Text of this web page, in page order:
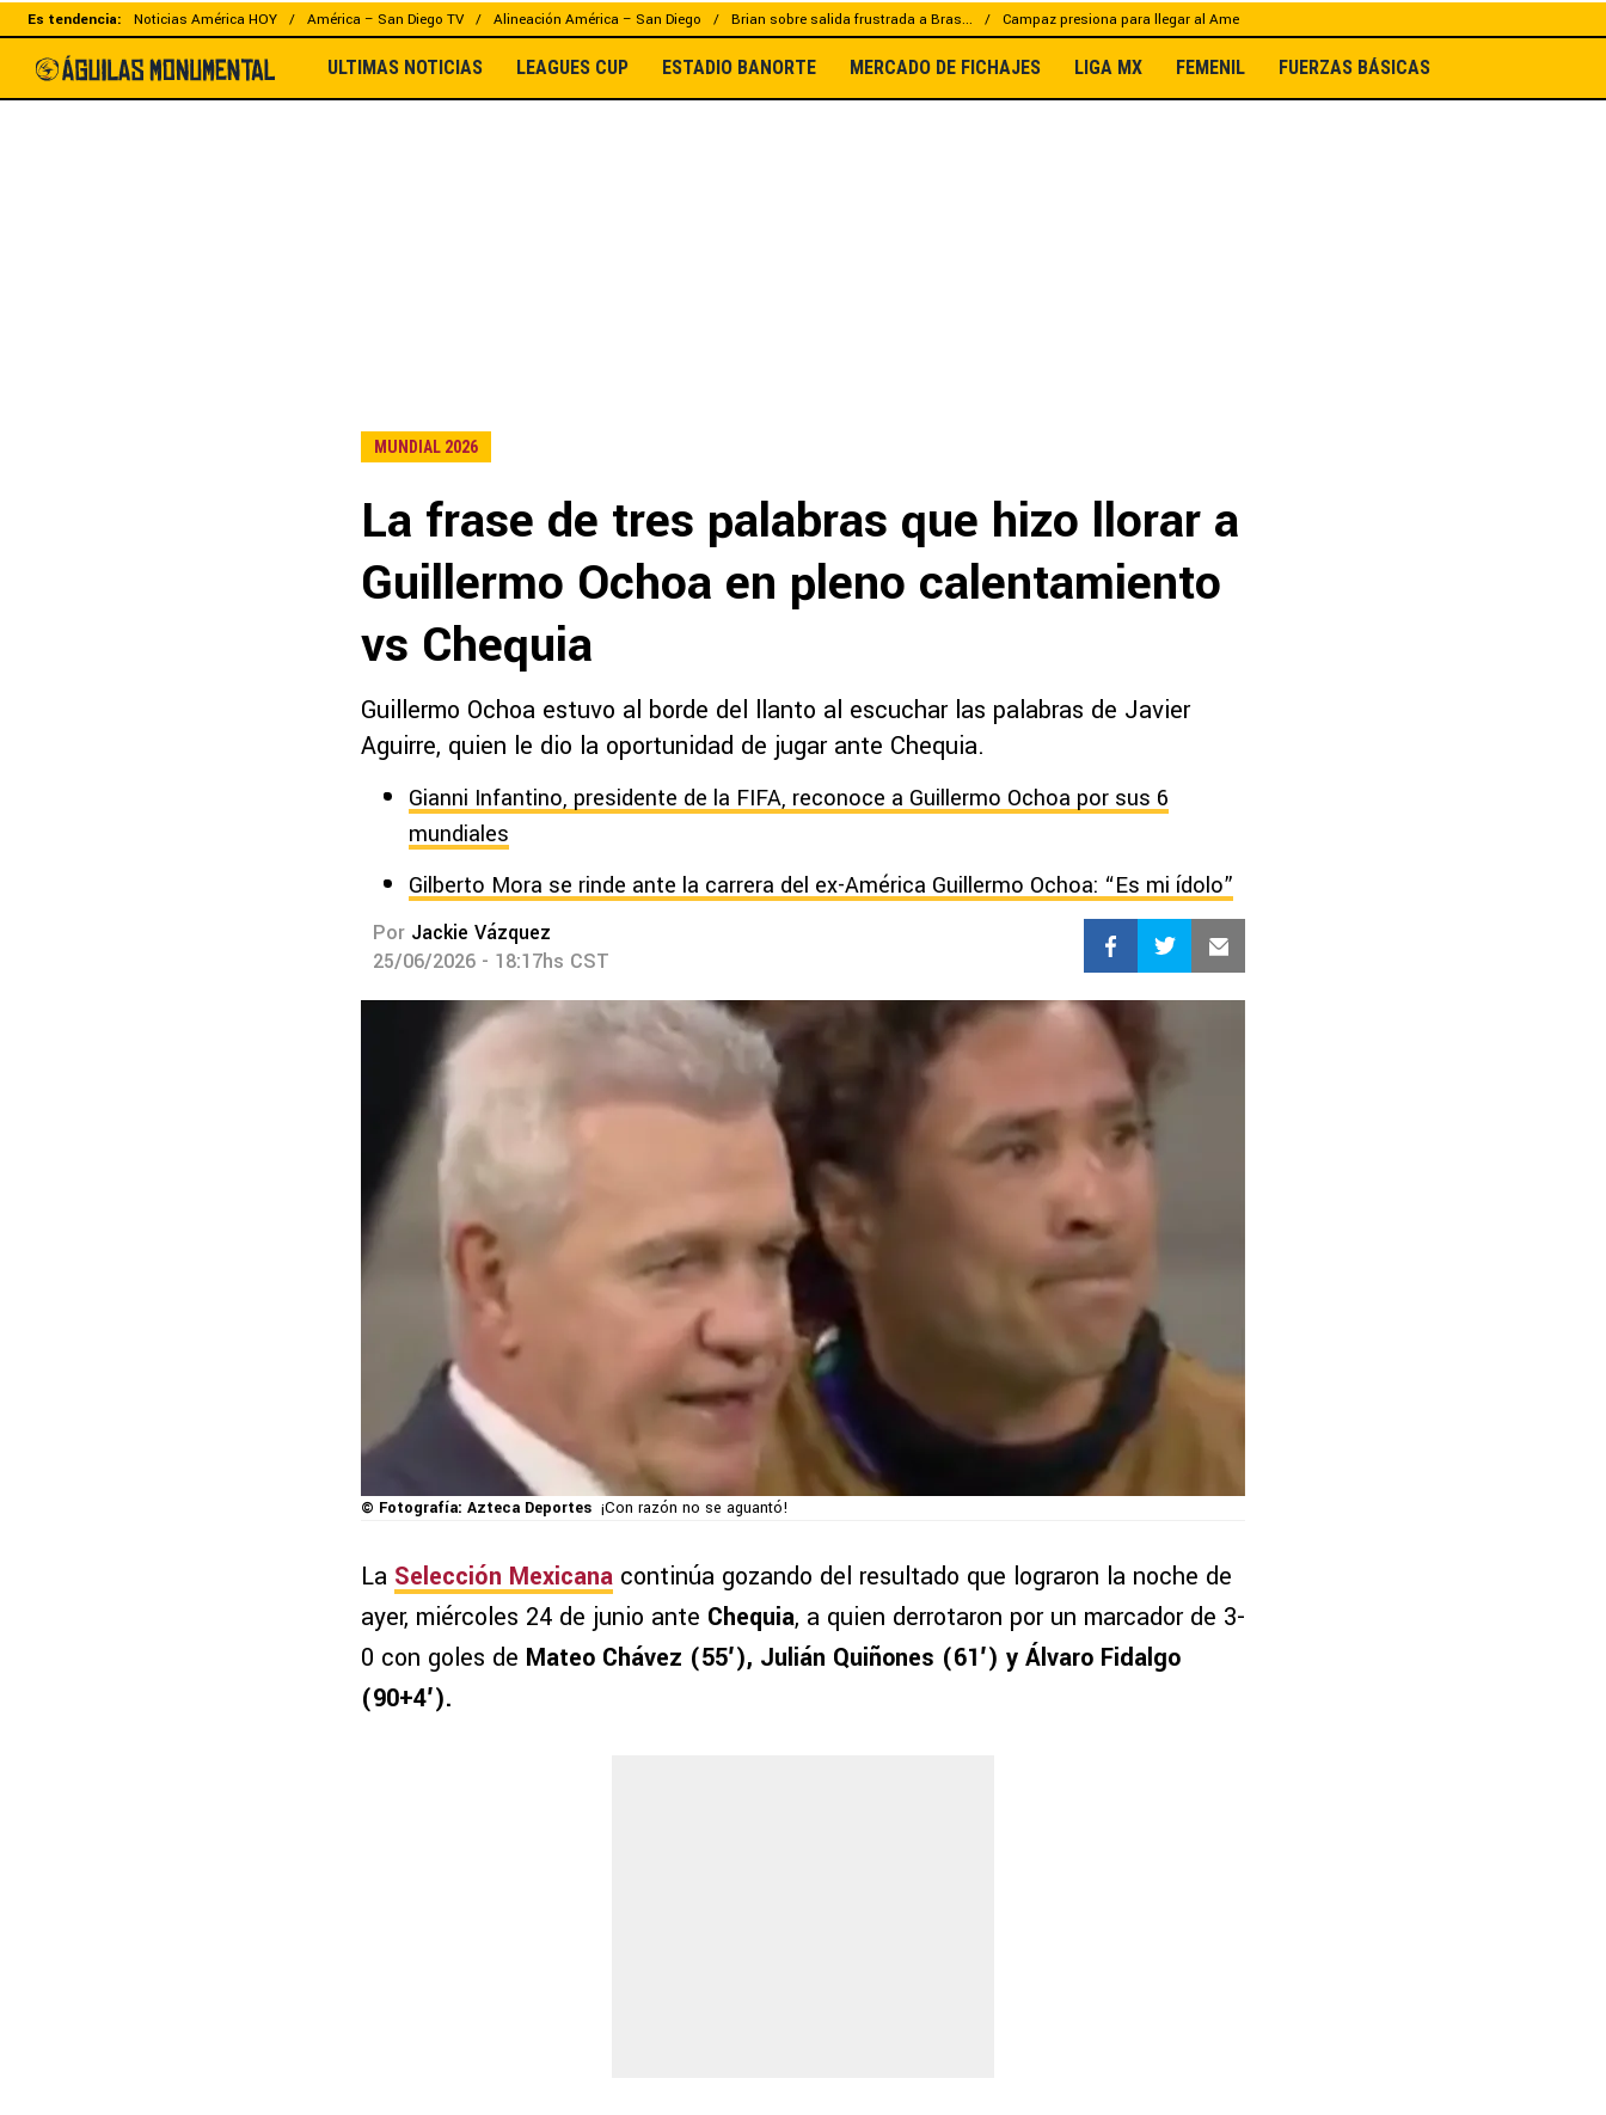
Es tendencia: Noticias América HOY América – San Diego TV Alineación América – San Diego Brian sobre salida frustrada a Bras... Campaz presiona para llegar al Ame
ULTIMAS NOTICIAS LEAGUES CUP ESTADIO BANORTE MERCADO DE FICHAJES LIGA MX FEMENIL FUERZAS BÁSICAS
MUNDIAL 2026
La frase de tres palabras que hizo llorar a
Guillermo Ochoa en pleno calentamiento
vs Chequia
Guillermo Ochoa estuvo al borde del llanto al escuchar las palabras de Javier
Aguirre, quien le dio la oportunidad de jugar ante Chequia.
Gianni Infantino, presidente de la FIFA, reconoce a Guillermo Ochoa por sus 6
mundiales
Gilberto Mora se rinde ante la carrera del ex-América Guillermo Ochoa: “Es mi ídolo”
Por Jackie Vázquez
25/06/2026 - 18:17hs CST
© Fotografía: Azteca Deportes ¡Con razón no se aguantó!
La Selección Mexicana continúa gozando del resultado que lograron la noche de
ayer, miércoles 24 de junio ante Chequia, a quien derrotaron por un marcador de 3-
0 con goles de Mateo Chávez (55′), Julián Quiñones (61′) y Álvaro Fidalgo
(90+4′).